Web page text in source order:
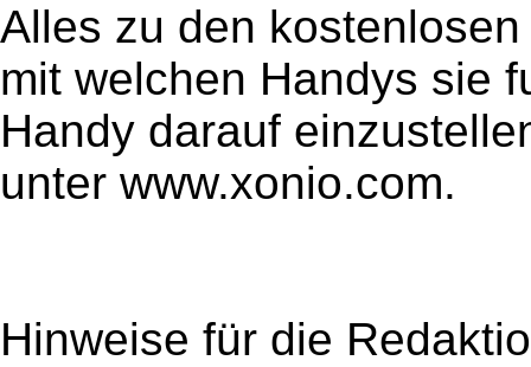
Alles zu den
mit welchen Handys sie
Handy darauf
unter www.xonio.com.
Hinweise für die